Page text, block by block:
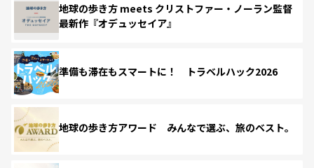
地球の歩き方 meets クリストファー・ノーラン監督
最新作『オデュッセイア』
準備も滞在もスマートに！ トラベルハック2026
地球の歩き方アワード みんなで選ぶ、旅のベスト。